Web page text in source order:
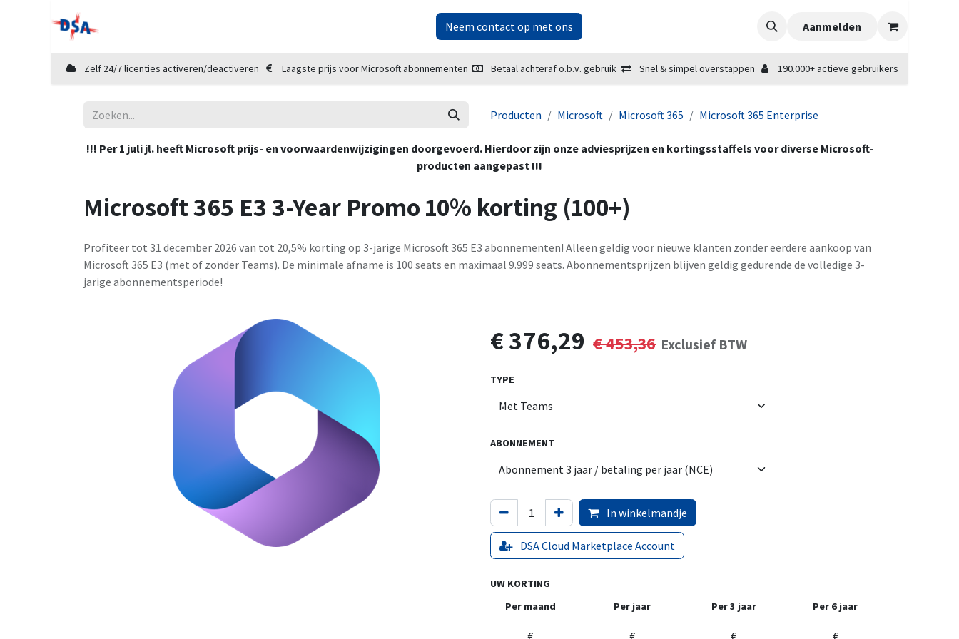
Neem contact op met ons Aanmelden
Zelf 24/7 licenties activeren/deactiveren Laagste prijs voor Microsoft abonnementen Betaal achteraf o.b.v. gebruik Snel & simpel overstappen 190.000+ actieve gebruikers
Producten Microsoft Microsoft 365 Microsoft 365 Enterprise
!!! Per 1 juli jl. heeft Microsoft prijs- en voorwaardenwijzigingen doorgevoerd. Hierdoor zijn onze adviesprijzen en kortingsstaffels voor diverse Microsoft-
producten aangepast !!!
Microsoft 365 E3 3-Year Promo 10% korting (100+)
Profiteer tot 31 december 2026 van tot 20,5% korting op 3-jarige Microsoft 365 E3 abonnementen! Alleen geldig voor nieuwe klanten zonder eerdere aankoop van
Microsoft 365 E3 (met of zonder Teams). De minimale afname is 100 seats en maximaal 9.999 seats. Abonnementsprijzen blijven geldig gedurende de volledige 3-
jarige abonnementsperiode!
€376,29 €453,36 Exclusief BTW
TYPE
ABONNEMENT
In winkelmandje
DSA Cloud Marketplace Account
UW KORTING
Per maand
€
Per jaar
€
Per 3 jaar
€
Per 6 jaar
€